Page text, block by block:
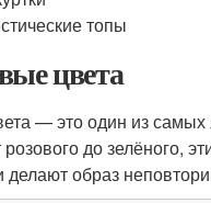
топы
цвета
— это один из самых
до зелёного,
делают образ